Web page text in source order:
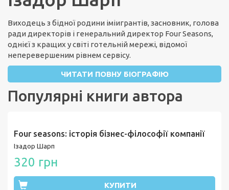
Виходець з бідної родини іміигрантів, засновник, голова
ради директорів і генеральний директор Four Seasons,
однієї з кращих у світі готельній мережі, відомої
неперевершеним рівнем сервісу.
ЧИТАТИ ПОВНУ БІОГРАФІЮ
Популярні книги автора
Four seasons: історія бізнес-філософії компанії
Ізадор Шарп
320 грн
КУПИТИ